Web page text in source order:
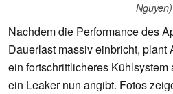
Nguyen)
Nachdem die Performance des
Dauerlast massiv einbricht, plant
ein fortschrittlicheres
ein Leaker nun angibt. Fotos